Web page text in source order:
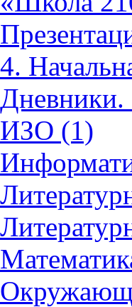
4.
Дневники.
ИЗО (1)